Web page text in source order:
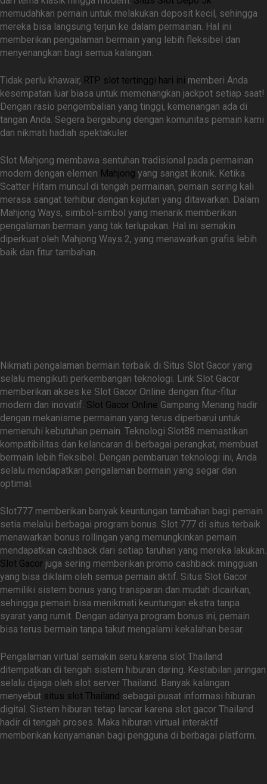
memudahkan pemain untuk melakukan deposit kecil, sehingga
mereka bisa langsung terjun ke dalam permainan. Hal ini
memberikan pengalaman bermain yang lebih fleksibel dan
menyenangkan bagi semua kalangan.
Tidak perlu khawair, RTP slot tertinggi hari ini memberi Anda
kesempatan luar biasa untuk memenangkan jackpot setiap saat!
Dengan rasio pengembalian yang tinggi, kemenangan ada di
tangan Anda. Segera bergabung dengan komunitas pemain kami
dan nikmati hadiah spektakuler.
Slot Mahjong membawa sentuhan tradisional pada permainan
modern dengan elemen Mahjong yang sangat ikonik. Ketika
Scatter Hitam muncul di tengah permainan, pemain sering kali
merasa sangat terhibur dengan kejutan yang ditawarkan. Dalam
Mahjong Ways, simbol-simbol yang menarik memberikan
pengalaman bermain yang tak terlupakan. Hal ini semakin
diperkuat oleh Mahjong Ways 2, yang menawarkan grafis lebih
baik dan fitur tambahan.
Nikmati pengalaman bermain terbaik di Situs Slot Gacor yang
selalu mengikuti perkembangan teknologi. Link Slot Gacor
memberikan akses ke Slot Gacor Online dengan fitur-fitur
modern dan inovatif. Slot Gacor Online Gampang Menang hadir
dengan mekanisme permainan yang terus diperbarui untuk
memenuhi kebutuhan pemain. Teknologi Slot88 memastikan
kompatibilitas dan kelancaran di berbagai perangkat, membuat
bermain lebih fleksibel. Dengan pembaruan teknologi ini, Anda
selalu mendapatkan pengalaman bermain yang segar dan
optimal.
Slot777 memberikan banyak keuntungan tambahan bagi pemain
setia melalui berbagai program bonus. Slot 777 di situs terbaik
menawarkan bonus rollingan yang memungkinkan pemain
mendapatkan cashback dari setiap taruhan yang mereka lakukan.
Slot Gacor juga sering memberikan promo cashback mingguan
yang bisa diklaim oleh semua pemain aktif. Situs Slot Gacor
memiliki sistem bonus yang transparan dan mudah dicairkan,
sehingga pemain bisa menikmati keuntungan ekstra tanpa
syarat yang rumit. Dengan adanya program bonus ini, pemain
bisa terus bermain tanpa takut mengalami kekalahan besar.
Pengalaman virtual semakin seru karena slot Thailand
ditempatkan di tengah sistem hiburan daring. Kestabilan jaringan
selalu dijaga oleh slot server Thailand. Banyak kalangan
menyebut situs slot Thailand sebagai pusat informasi hiburan
digital. Sistem hiburan tetap lancar karena slot gacor Thailand
hadir di tengah proses. Maka hiburan virtual interaktif
memberikan kenyamanan bagi pengguna di berbagai platform.